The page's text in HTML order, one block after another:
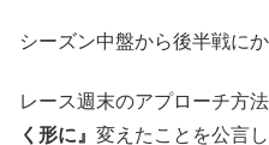
シーズン中盤から後半戦にか
レース週末のアプローチ方
く形に』 変えたことを公言